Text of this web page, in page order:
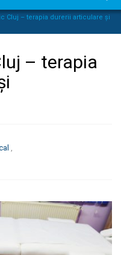
Cluj – terapia durerii articulare și
– terapia
,